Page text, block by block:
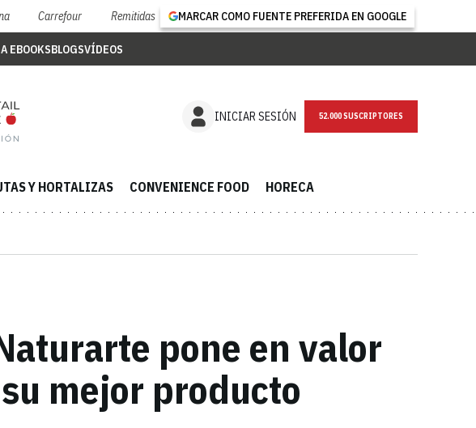
Carrefour Remitidas MARCAR COMO FUENTE PREFERIDA EN GOOGLE
EBOOKSBLOGSVÍDEOS
INICIAR SESIÓN NEWSLETTER
Y HORTALIZAS CONVENIENCE FOOD HORECA
pone en valor
mejor producto